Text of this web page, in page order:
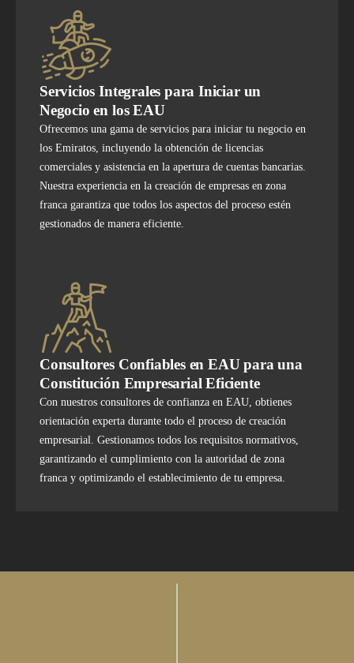
Servicios Integrales para Iniciar un
Negocio en los EAU
Ofrecemos una gama de servicios para iniciar tu negocio en
los Emiratos, incluyendo la obtención de licencias
comerciales y asistencia en la apertura de cuentas bancarias.
Nuestra experiencia en la creación de empresas en zona
franca garantiza que todos los aspectos del proceso estén
gestionados de manera eficiente.
Consultores Confiables en EAU para una
Constitución Empresarial Eficiente
Con nuestros consultores de confianza en EAU, obtienes
orientación experta durante todo el proceso de creación
empresarial. Gestionamos todos los requisitos normativos,
garantizando el cumplimiento con la autoridad de zona
franca y optimizando el establecimiento de tu empresa.